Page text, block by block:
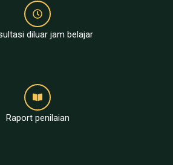
diluar jam belajar
Raport penilaian